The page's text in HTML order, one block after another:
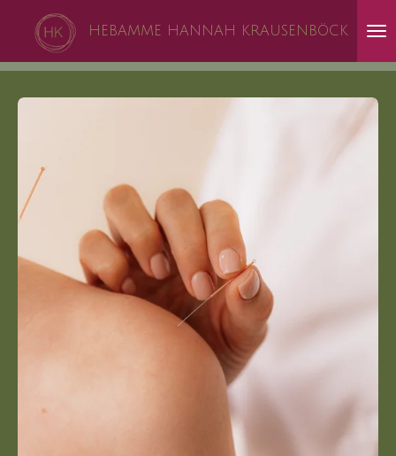
Zum
Hauptinhalt
springen
HEBAMME HANNAH KRAUSENBÖCK